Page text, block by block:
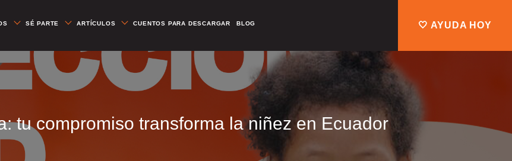
SÉ PARTE ARTÍCULOS CUENTOS PARA DESCARGAR BLOG 🤍 AYUDA HOY
tu compromiso transforma la niñez en Ecuador